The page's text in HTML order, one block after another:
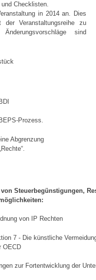
Checklisten.
in 2014 an. Dies
Veranstaltungsreihe zu
sind
Prozess.
Abgrenzung
Steuerbegünstigungen,
von IP Rechten
7 - Die künstliche
OECD
zur Fortentwicklung der